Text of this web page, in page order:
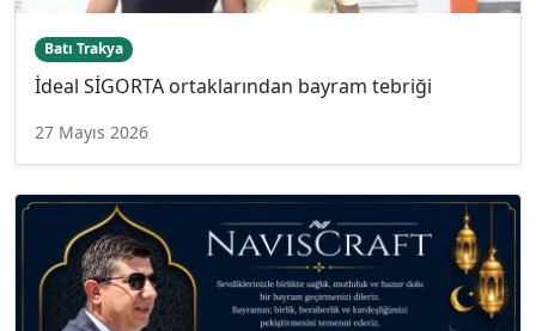
Batı Trakya
İdeal SİGORTA ortaklarından bayram tebriği
27 Mayıs 2026